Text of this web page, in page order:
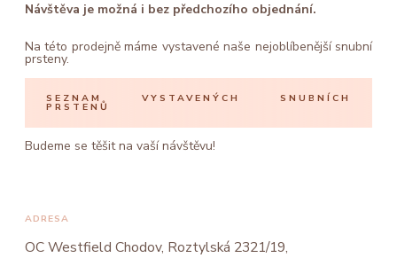
Návštěva je možná i bez předchozího objednání.
Na této prodejně máme vystavené naše nejoblíbenější snubní
prsteny.
SEZNAM VYSTAVENÝCH SNUBNÍCH
PRSTENŮ
Budeme se těšit na vaší návštěvu!
ADRESA
OC Westfield Chodov, Roztylská 2321/19,